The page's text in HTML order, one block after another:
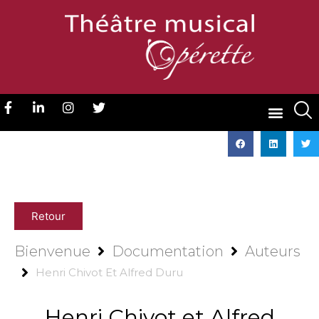
Retour
Bienvenue Documentation Auteurs
Henri Chivot Et Alfred Duru